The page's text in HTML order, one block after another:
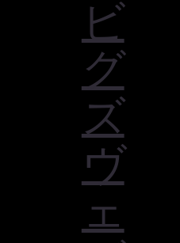
ビ
グ
ズ
ヴ
ェ